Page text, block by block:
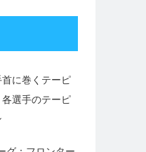
に巻くテーピ
選手のテーピ